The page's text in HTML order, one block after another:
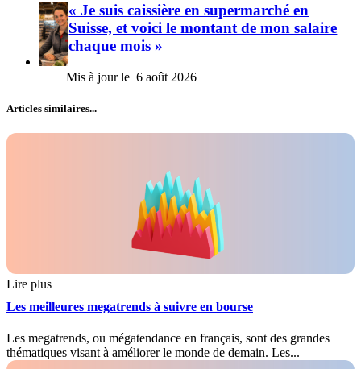
« Je suis caissière en supermarché en
Suisse, et voici le montant de mon salaire
chaque mois »
6 août 2026
Articles similaires...
Lire plus
Les meilleures megatrends à suivre en bourse
Les megatrends, ou mégatendance en français, sont des grandes
thématiques visant à améliorer le monde de demain. Les...